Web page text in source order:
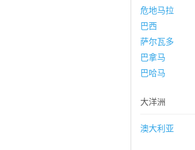
危地马拉
巴西
萨尔瓦多
巴拿马
巴哈马
大洋洲
澳大利亚